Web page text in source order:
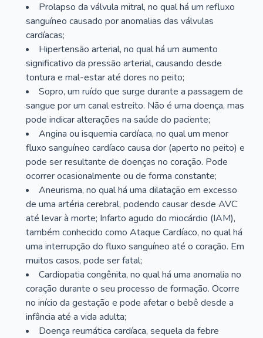
Prolapso da válvula mitral, no qual há um refluxo
sanguíneo causado por anomalias das válvulas
cardíacas;
Hipertensão arterial, no qual há um aumento
significativo da pressão arterial, causando desde
tontura e mal-estar até dores no peito;
Sopro, um ruído que surge durante a passagem de
sangue por um canal estreito. Não é uma doença, mas
pode indicar alterações na saúde do paciente;
Angina ou isquemia cardíaca, no qual um menor
fluxo sanguíneo cardíaco causa dor (aperto no peito) e
pode ser resultante de doenças no coração. Pode
ocorrer ocasionalmente ou de forma constante;
Aneurisma, no qual há uma dilatação em excesso
de uma artéria cerebral, podendo causar desde AVC
até levar à morte; Infarto agudo do miocárdio (IAM),
também conhecido como Ataque Cardíaco, no qual há
uma interrupção do fluxo sanguíneo até o coração. Em
muitos casos, pode ser fatal;
Cardiopatia congênita, no qual há uma anomalia no
coração durante o seu processo de formação. Ocorre
no início da gestação e pode afetar o bebê desde a
infância até a vida adulta;
Doença reumática cardíaca, sequela da febre